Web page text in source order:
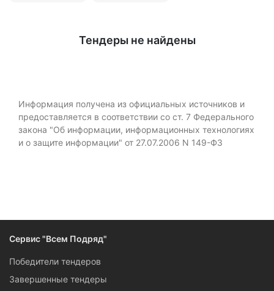
Тендеры не найдены
Информация получена из официальных источников и
предоставляется в соответствии со ст. 7 Федерального
закона "Об информации, информационных технологиях
и о защите информации" от 27.07.2006 N 149-ФЗ
Сервис "Всем Подряд"
Победители тендеров
Завершенные тендеры